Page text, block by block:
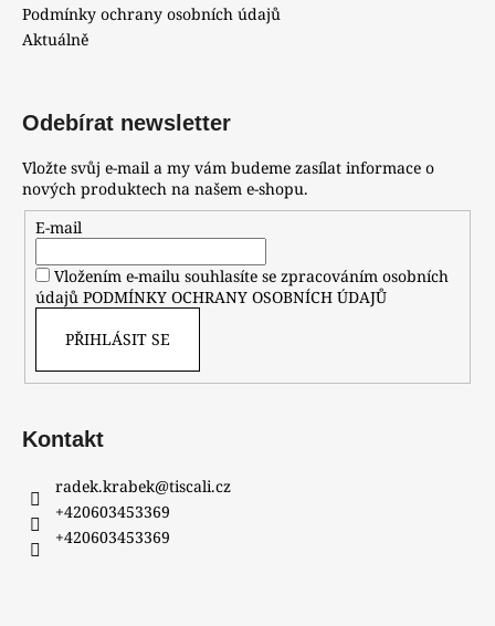
Podmínky ochrany osobních údajů
Aktuálně
Odebírat newsletter
Vložte svůj e-mail a my vám budeme zasílat informace o
nových produktech na našem e-shopu.
E-mail
Vložením e-mailu souhlasíte se zpracováním osobních
údajů PODMÍNKY OCHRANY OSOBNÍCH ÚDAJŮ
PŘIHLÁSIT SE
Kontakt
radek.krabek@tiscali.cz
+420603453369
+420603453369